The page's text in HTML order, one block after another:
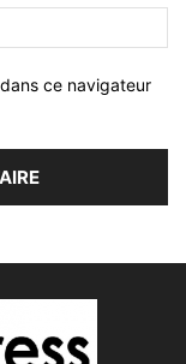
ce navigateur